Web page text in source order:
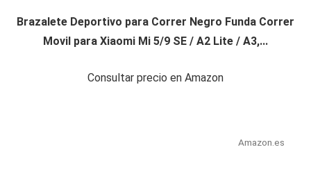
Brazalete Deportivo para Correr Negro Funda Correr
Movil para Xiaomi Mi 5/9 SE / A2 Lite / A3,...
Consultar precio en Amazon
Amazon.es